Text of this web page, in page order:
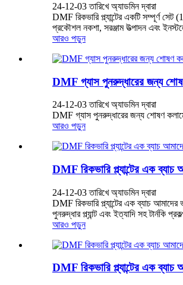
24-12-03 তারিখে অ্যাডমিন দ্বারা
DMF রিকভারি প্ল্যান্টের একটি সম্পূর্ণ
প্রকৌশল নকশা, সরঞ্জাম উত্পাদন এবং
আরও পড়ুন
DMF গ্যাস পুনরুদ্ধারের জন্য
24-12-03 তারিখে অ্যাডমিন দ্বারা
DMF গ্যাস পুনরুদ্ধারের জন্য শোষণ
আরও পড়ুন
DMF রিকভারি প্ল্যান্টের এক ব্যাচ
24-12-03 তারিখে অ্যাডমিন দ্বারা
DMF রিকভারি প্ল্যান্টের এক ব্যাচ
পুনরুদ্ধার প্ল্যান্ট এবং ইত্যাদি সহ টার্নকি
আরও পড়ুন
DMF রিকভারি প্ল্যান্টের এক ব্যাচ